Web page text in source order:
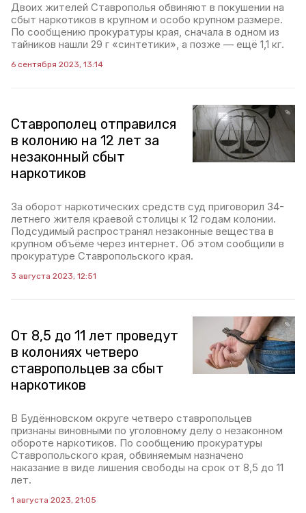
Двоих жителей Ставрополья обвиняют в покушении на
сбыт наркотиков в крупном и особо крупном размере.
По сообщению прокуратуры края, сначала в одном из
тайников нашли 29 г «синтетики», а позже — ещё 1,1 кг.
6 сентября 2023, 13:14
Ставрополец отправился
в колонию на 12 лет за
незаконный сбыт
наркотиков
За оборот наркотических средств суд приговорил 34-
летнего жителя краевой столицы к 12 годам колонии.
Подсудимый распространял незаконные вещества в
крупном объёме через интернет. Об этом сообщили в
прокуратуре Ставропольского края.
3 августа 2023, 12:51
От 8,5 до 11 лет проведут
в колониях четверо
ставропольцев за сбыт
наркотиков
В Будённовском округе четверо ставропольцев
признаны виновными по уголовному делу о незаконном
обороте наркотиков. По сообщению прокуратуры
Ставропольского края, обвиняемым назначено
наказание в виде лишения свободы на срок от 8,5 до 11
лет.
1 августа 2023, 21:05